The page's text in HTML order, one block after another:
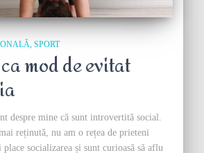
SPORT
mod de evitat
despre mine că sunt introvertită social.
reținută, nu am o rețea de prieteni
socializarea și sunt curioasă să aflu